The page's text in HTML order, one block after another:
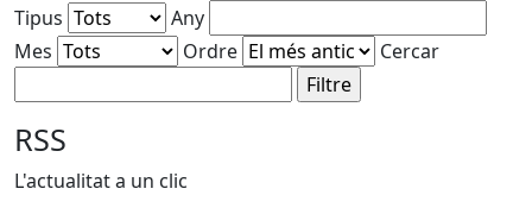
Tipus
Any
Mes
Ordre Cercar
RSS
L'actualitat a un clic